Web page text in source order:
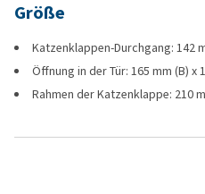
Größe
Katzenklappen-Durchgang: 142
Öffnung in der Tür: 165 mm (B) x
Rahmen der Katzenklappe: 210